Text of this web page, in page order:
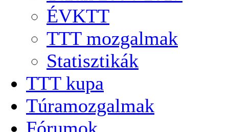
ÉVKTT
TTT mozgalmak
Statisztikák
TTT kupa
Túramozgalmak